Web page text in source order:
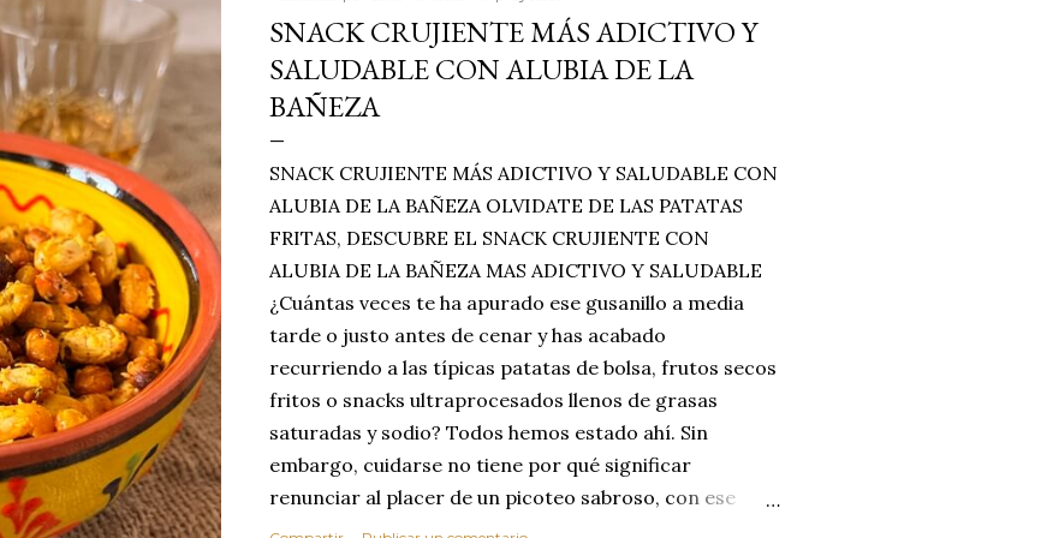
SNACK CRUJIENTE MÁS ADICTIVO Y
SALUDABLE CON ALUBIA DE LA
BAÑEZA
SNACK CRUJIENTE MÁS ADICTIVO Y SALUDABLE CON
ALUBIA DE LA BAÑEZA OLVIDATE DE LAS PATATAS
FRITAS, DESCUBRE EL SNACK CRUJIENTE CON
ALUBIA DE LA BAÑEZA MAS ADICTIVO Y SALUDABLE
¿Cuántas veces te ha apurado ese gusanillo a media
tarde o justo antes de cenar y has acabado
recurriendo a las típicas patatas de bolsa, frutos secos
fritos o snacks ultraprocesados llenos de grasas
saturadas y sodio? Todos hemos estado ahí. Sin
embargo, cuidarse no tiene por qué significar
renunciar al placer de un picoteo sabroso, con ese
toque tostado y crujiente que tanto nos satisface.